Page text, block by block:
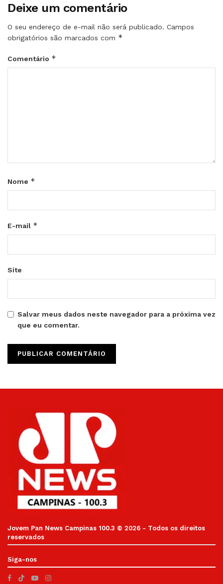
Deixe um comentário
O seu endereço de e-mail não será publicado. Campos
obrigatórios são marcados com *
Comentário *
Nome *
E-mail *
Site
Salvar meus dados neste navegador para a próxima vez
que eu comentar.
Jovem Pan News Campinas 100.3 © 2026 - Todos os direitos
reservados
Siga-nos